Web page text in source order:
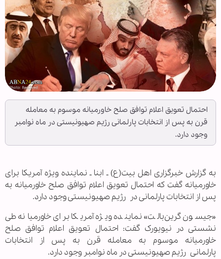
احتمال تعویق اعلام توافق صلح خاورمیانه موسوم به معامله
قرن به پس از انتخابات پارلمانی رژیم صهیونیستی در ماه نوامبر
وجود دارد.
به گزارش خبرگزاری اهل بیت(ع) ـ ابنا ـ نماینده ویژه آمریکا برای
خاورمیانه گفت که احتمال تعویق اعلام توافق صلح خاورمیانه به
پس از انتخابات پارلمانی در رژیم صهیونیستی وجود دارد.
«جیسون گرین‌بالت» نماینده ویژه آمریکا برای خاورمیانه طی
نشستی در نیویورک گفت: احتمال تعویق اعلام توافق صلح
خاورمیانه موسوم به معامله قرن به پس از انتخابات
پارلمانی رژیم صهیونیستی در ماه نوامبر وجود دارد.